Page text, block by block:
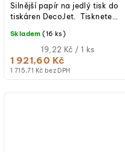
1 715,71 Kč bez DPH
1 921,60 Kč
Měrná
cena:
19,22 Kč / 1 ks
Skladem (16 ks)
Silnější papír na jedlý tisk do
tiskáren DecoJet. Tisknete
jedlého papíru a...